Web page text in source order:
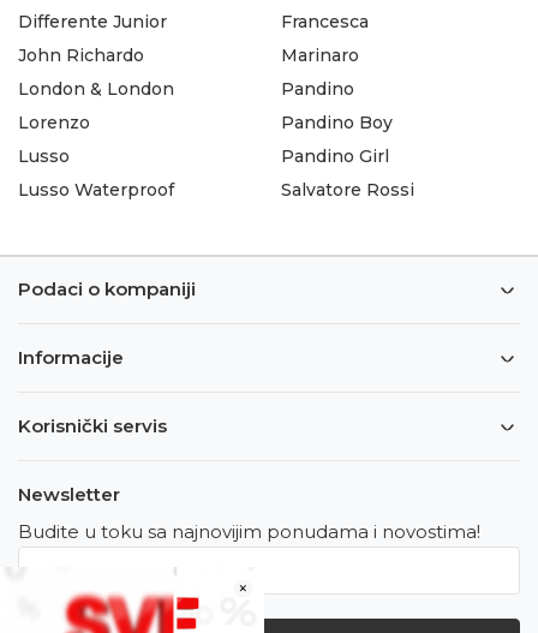
×
Differente Junior
Francesca
John Richardo
London & London
Lorenzo
Lusso
Lusso Waterproof
Marinaro
Pandino
Pandino Boy
Pandino Girl
Salvatore Rossi
Podaci o kompaniji
Informacije
Korisnički servis
Newsletter
Budite u toku sa najnovijim ponudama i novostima!